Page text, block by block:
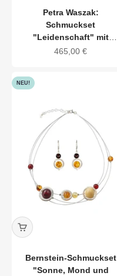
Petra Waszak:
Schmuckset
"Leidenschaft" mit
zentraler Zuchtkoralle
Angebot
465,00 €
NEU!
Bernstein-Schmuckset
"Sonne, Mond und